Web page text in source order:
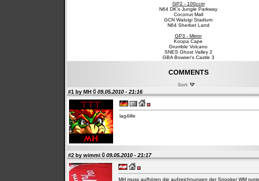
GP2 - 100ccm
N64 DK's Jungle Parkway
Coconut Mall
GCN Waluigi Stadium
N64 Sherbet Land
GP3 - Mirror
Koopa Cape
Grumble Volcano
SNES Ghost Valley 2
GBA Bowser's Castle 3
COMMENTS
Sort:
#1 by MH 09.05.2010 - 21:16
lag4life
#2 by wimmi 09.05.2010 - 21:17
MH muss aufhören die aufzeichnungen der Snooker WM